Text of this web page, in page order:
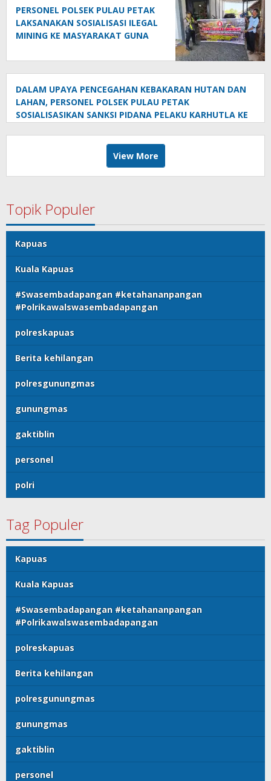
PERSONEL POLSEK PULAU PETAK
LAKSANAKAN SOSIALISASI ILEGAL
MINING KE MASYARAKAT GUNA
WILAYAH KECAMATAN PULAU
PETAK
DALAM UPAYA PENCEGAHAN KEBAKARAN HUTAN DAN
LAHAN, PERSONEL POLSEK PULAU PETAK
SOSIALISASIKAN SANKSI PIDANA PELAKU KARHUTLA KE
View More
Topik Populer
Kapuas
Kuala Kapuas
#Swasembadapangan #ketahananpangan
#Polrikawalswasembadapangan
polreskapuas
Berita kehilangan
polresgunungmas
gunungmas
gaktiblin
personel
polri
Tag Populer
Kapuas
Kuala Kapuas
#Swasembadapangan #ketahananpangan
#Polrikawalswasembadapangan
polreskapuas
Berita kehilangan
polresgunungmas
gunungmas
gaktiblin
personel